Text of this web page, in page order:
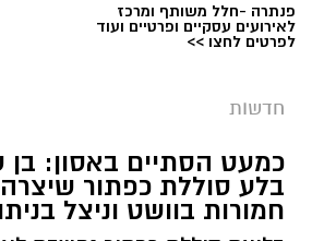
צילום: דוברות המשטרה
מערכת ירושלים נט / 09:11 06.08.26
הסמים המסוכנים, בוצעו בימים
פעילויות ממוקדות, שהובילו
פנתרה -חלל משותף ומרכז
לאירועים עסקיים ופרטיים ועוד
לפרטים לחצו >>
חדשות
כמעט הסתיים באסון: בן
בלע סוללת כפתור שיצרה
חמורות בוושט וניצל